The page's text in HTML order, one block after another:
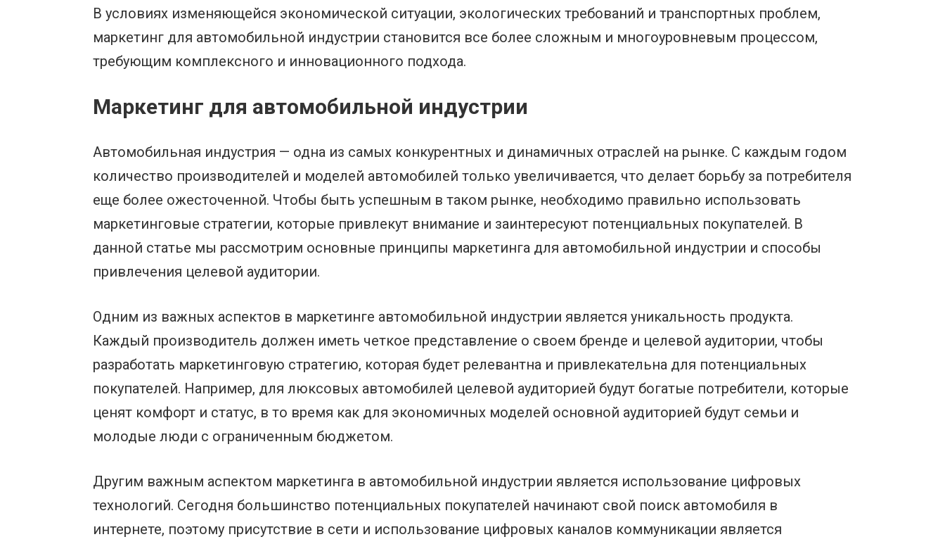
В условиях изменяющейся экономической ситуации, экологических требований и транспортных проблем,
маркетинг для автомобильной индустрии становится все более сложным и многоуровневым процессом,
требующим комплексного и инновационного подхода.
Маркетинг для автомобильной индустрии
Автомобильная индустрия — одна из самых конкурентных и динамичных отраслей на рынке. С каждым годом
количество производителей и моделей автомобилей только увеличивается, что делает борьбу за потребителя
еще более ожесточенной. Чтобы быть успешным в таком рынке, необходимо правильно использовать
маркетинговые стратегии, которые привлекут внимание и заинтересуют потенциальных покупателей. В
данной статье мы рассмотрим основные принципы маркетинга для автомобильной индустрии и способы
привлечения целевой аудитории.
Одним из важных аспектов в маркетинге автомобильной индустрии является уникальность продукта.
Каждый производитель должен иметь четкое представление о своем бренде и целевой аудитории, чтобы
разработать маркетинговую стратегию, которая будет релевантна и привлекательна для потенциальных
покупателей. Например, для люксовых автомобилей целевой аудиторией будут богатые потребители, которые
ценят комфорт и статус, в то время как для экономичных моделей основной аудиторией будут семьи и
молодые люди с ограниченным бюджетом.
Другим важным аспектом маркетинга в автомобильной индустрии является использование цифровых
технологий. Сегодня большинство потенциальных покупателей начинают свой поиск автомобиля в
интернете, поэтому присутствие в сети и использование цифровых каналов коммуникации является